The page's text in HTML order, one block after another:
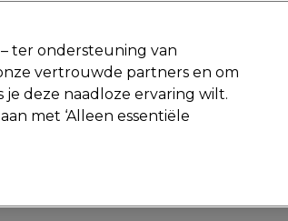
Mannen Vegan Nieuwe
ter ondersteuning van
vertrouwde partners en om
je deze naadloze ervaring wilt.
met ‘Alleen essentiële